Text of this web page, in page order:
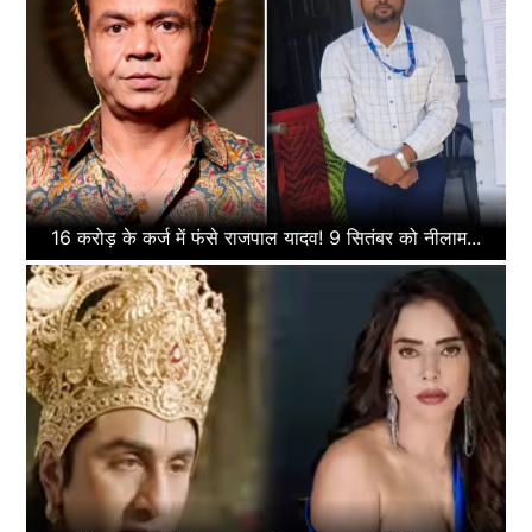
16 करोड़ के कर्ज में फंसे राजपाल यादव! 9 सितंबर को नीलाम...